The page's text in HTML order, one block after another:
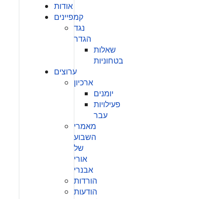
אודות
קמפיינים
נגד
הגדר
שאלות
בטחוניות
ערוצים
ארכיון
יומנים
פעילויות
עבר
מאמרי
השבוע
של
אורי
אבנרי
הורדות
הודעות